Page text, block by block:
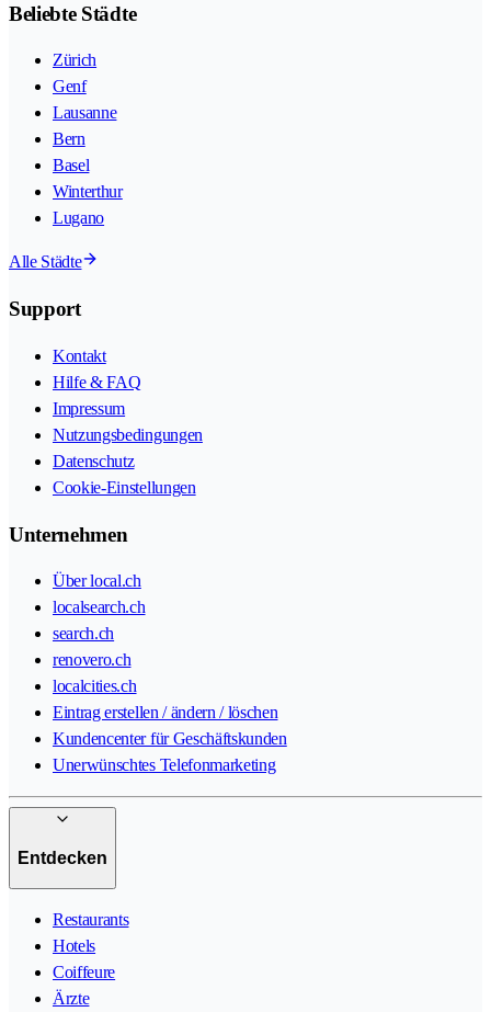
Beliebte Städte
Zürich
Genf
Lausanne
Bern
Basel
Winterthur
Lugano
Alle Städte
Support
Kontakt
Hilfe & FAQ
Impressum
Nutzungsbedingungen
Datenschutz
Cookie-Einstellungen
Unternehmen
Über local.ch
localsearch.ch
search.ch
renovero.ch
localcities.ch
Eintrag erstellen / ändern / löschen
Kundencenter für Geschäftskunden
Unerwünschtes Telefonmarketing
Entdecken
Restaurants
Hotels
Coiffeure
Ärzte